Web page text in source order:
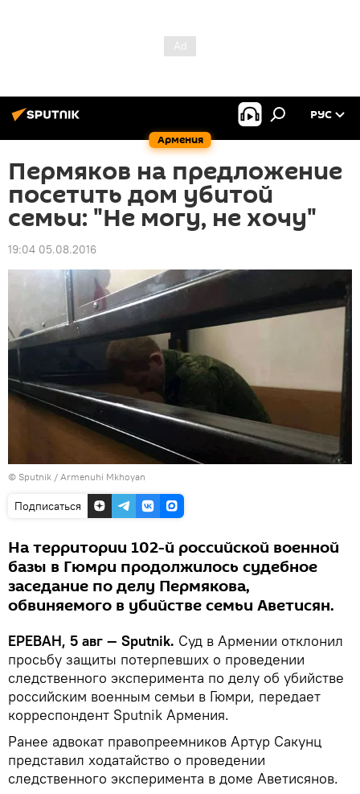
Армения
РУС
Пермяков на предложение
посетить дом убитой
семьи: "Не могу, не хочу"
19:04 05.08.2016
© Sputnik / Armenuhi Mkhoyan
Подписаться
На территории 102-й российской военной
базы в Гюмри продолжилось судебное
заседание по делу Пермякова,
обвиняемого в убийстве семьи Аветисян.
ЕРЕВАН, 5 авг — Sputnik. Суд в Армении отклонил
просьбу защиты потерпевших о проведении
следственного эксперимента по делу об убийстве
российским военным семьи в Гюмри, передает
корреспондент Sputnik Армения.
Ранее адвокат правопреемников Артур Сакунц
представил ходатайство о проведении
следственного эксперимента в доме Аветисянов.